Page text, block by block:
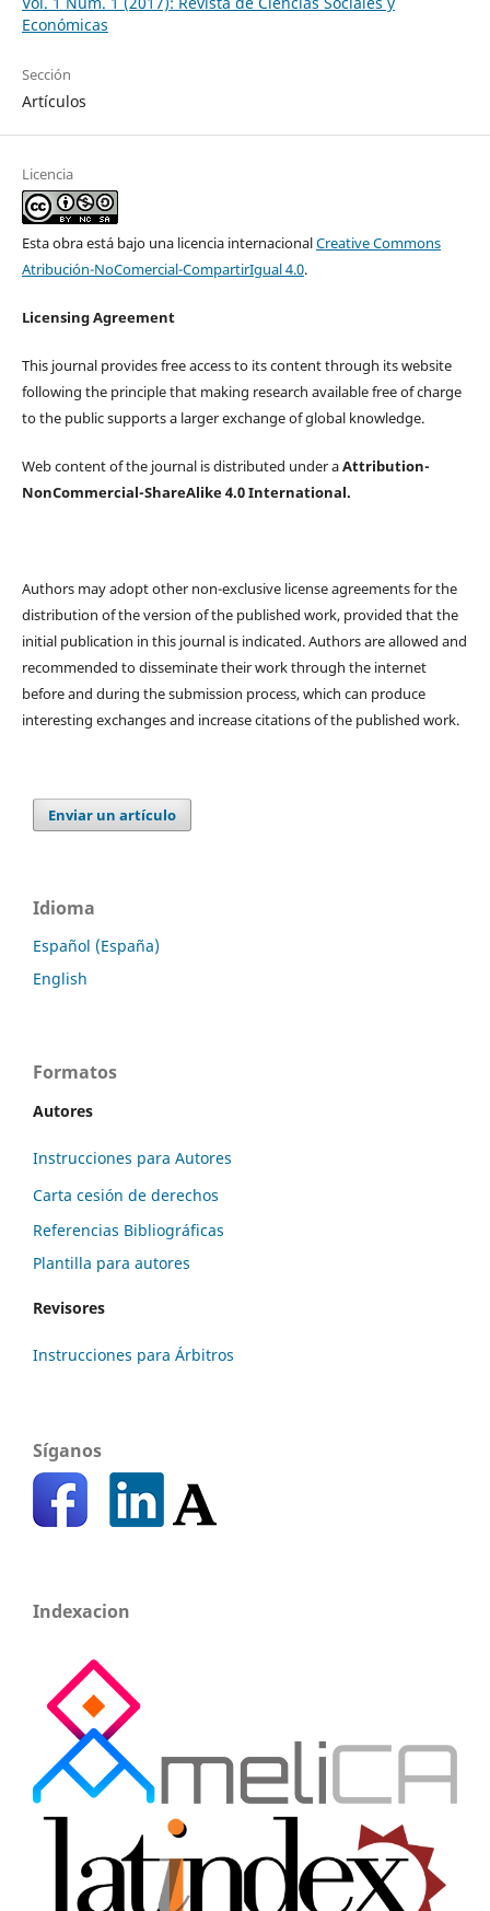
Económicas
Sección
Artículos
Licencia
Esta obra está bajo una licencia internacionalCreative Commons
Atribución-NoComercial-CompartirIgual 4.0.
Licensing Agreement
This journal provides free access to its content through its website
following the principle that making research available free of charge
to the public supports a larger exchange of global knowledge.
Web content of the journal is distributed under aAttribution-
NonCommercial-ShareAlike 4.0 International.
Authors may adopt other non-exclusive license agreements for the
distribution of the version of the published work, provided that the
initial publication in this journal is indicated. Authors are allowed and
recommended to disseminate their work through the internet
before and during the submission process, which can produce
interesting exchanges and increase citations of the published work.
Enviar un artículo
Idioma
Español (España)
English
Formatos
Autores
Instrucciones para Autores
Carta cesión de derechos
Referencias Bibliográficas
Plantilla para autores
Revisores
Instrucciones para Árbitros
Síganos
Indexacion